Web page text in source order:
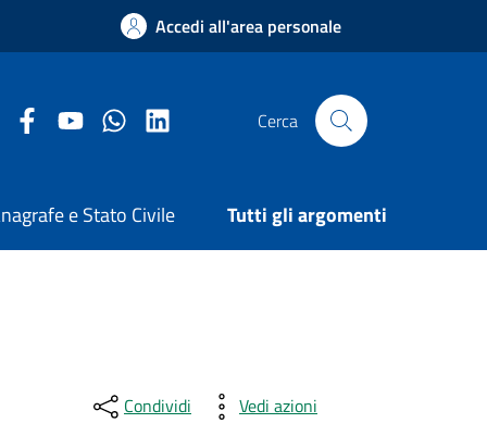
Accedi all'area personale
Facebook Comune di Arezzo
Youtube Comune di Arezzo
Twitter Comune di Arezzo
LinkedIn Comune di Arezzo
Cerca
e Stato Civile Tutti gli argomenti
Condividi Vedi azioni